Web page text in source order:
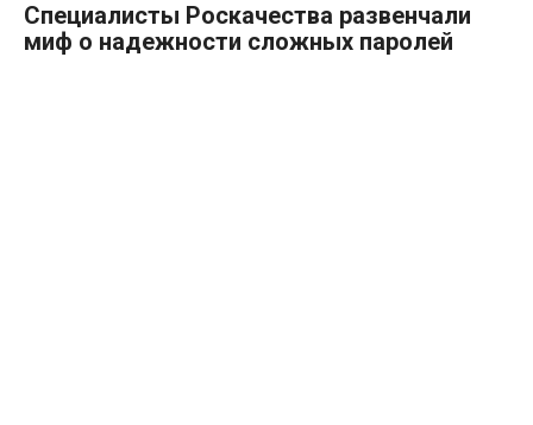
Специалисты Роскачества развенчали
миф о надежности сложных паролей